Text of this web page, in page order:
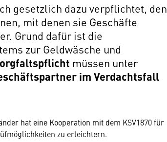
gesetzlich dazu verpflichtet, den
mit denen sie Geschäfte
Grund dafür ist die
zur Geldwäsche und
müssen unter
im Verdachtsfall
hat eine Kooperation mit dem KSV1870 für
zu erleichtern.